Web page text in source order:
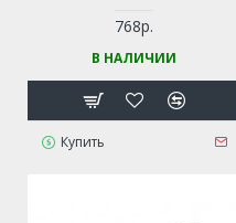
768р.
В НАЛИЧИИ
Купить